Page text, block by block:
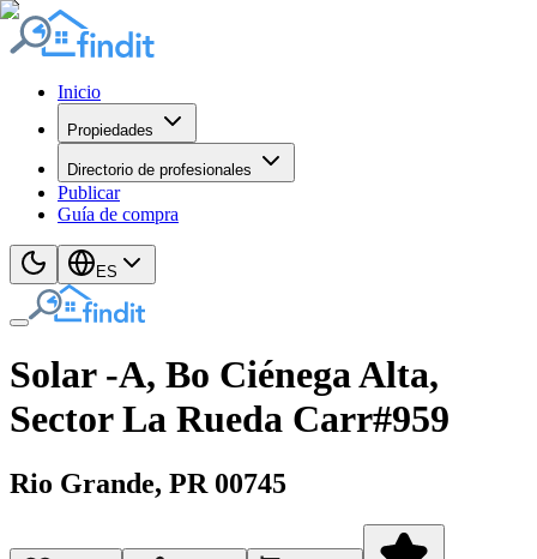
Inicio
Propiedades
Directorio de profesionales
Publicar
Guía de compra
ES
Solar -A, Bo Ciénega Alta,
Sector La Rueda Carr#959
Rio Grande, PR 00745